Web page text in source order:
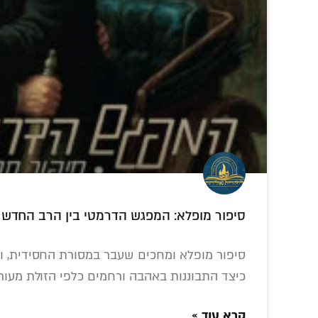
סיפור מופלא: המפגש הדרמטי בין הרב
סיפור מופלא ומחכים שעבר במסורת החסידית,
כיצד התבוננות באהבה ורחמים כלפי הזולת
בחסידות': מסע לניגוניו העמוקים של ר'
הלל מפאריטש
בלי פגרה מהחיים:
חופשת הקיץ ו'בין
אותנטית
מענדל פוטרפס